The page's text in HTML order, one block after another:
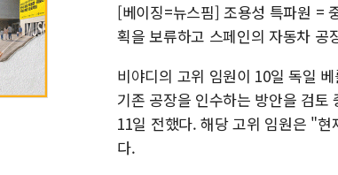
[베이징=뉴스핌] 조용성 특파원 =
획을 보류하고 스페인의 자동차 공
비야디의 고위 임원이 10일 독일
기존 공장을 인수하는 방안을 검
11일 전했다. 해당 고위 임원은 "
다.